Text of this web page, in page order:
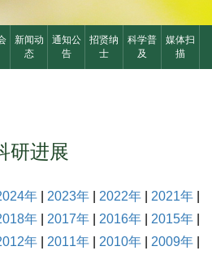
新闻动
态
通知公
告
招贤纳
士
科学普
及
媒体扫
描
研进展
年 2023年 2022年 2021年
年 2017年 2016年 2015年
年 2011年 2010年 2009年